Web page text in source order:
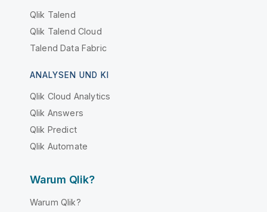
Qlik Talend
Qlik Talend Cloud
Talend Data Fabric
ANALYSEN UND KI
Qlik Cloud Analytics
Qlik Answers
Qlik Predict
Qlik Automate
Warum Qlik?
Warum Qlik?